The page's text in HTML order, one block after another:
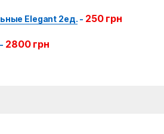
Elegant 2ед. - 250 грн
- 2800 грн